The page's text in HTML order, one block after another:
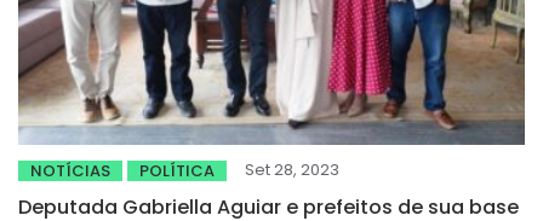
NOTÍCIAS POLÍTICA Set 28, 2023
Deputada Gabriella Aguiar e prefeitos de sua base